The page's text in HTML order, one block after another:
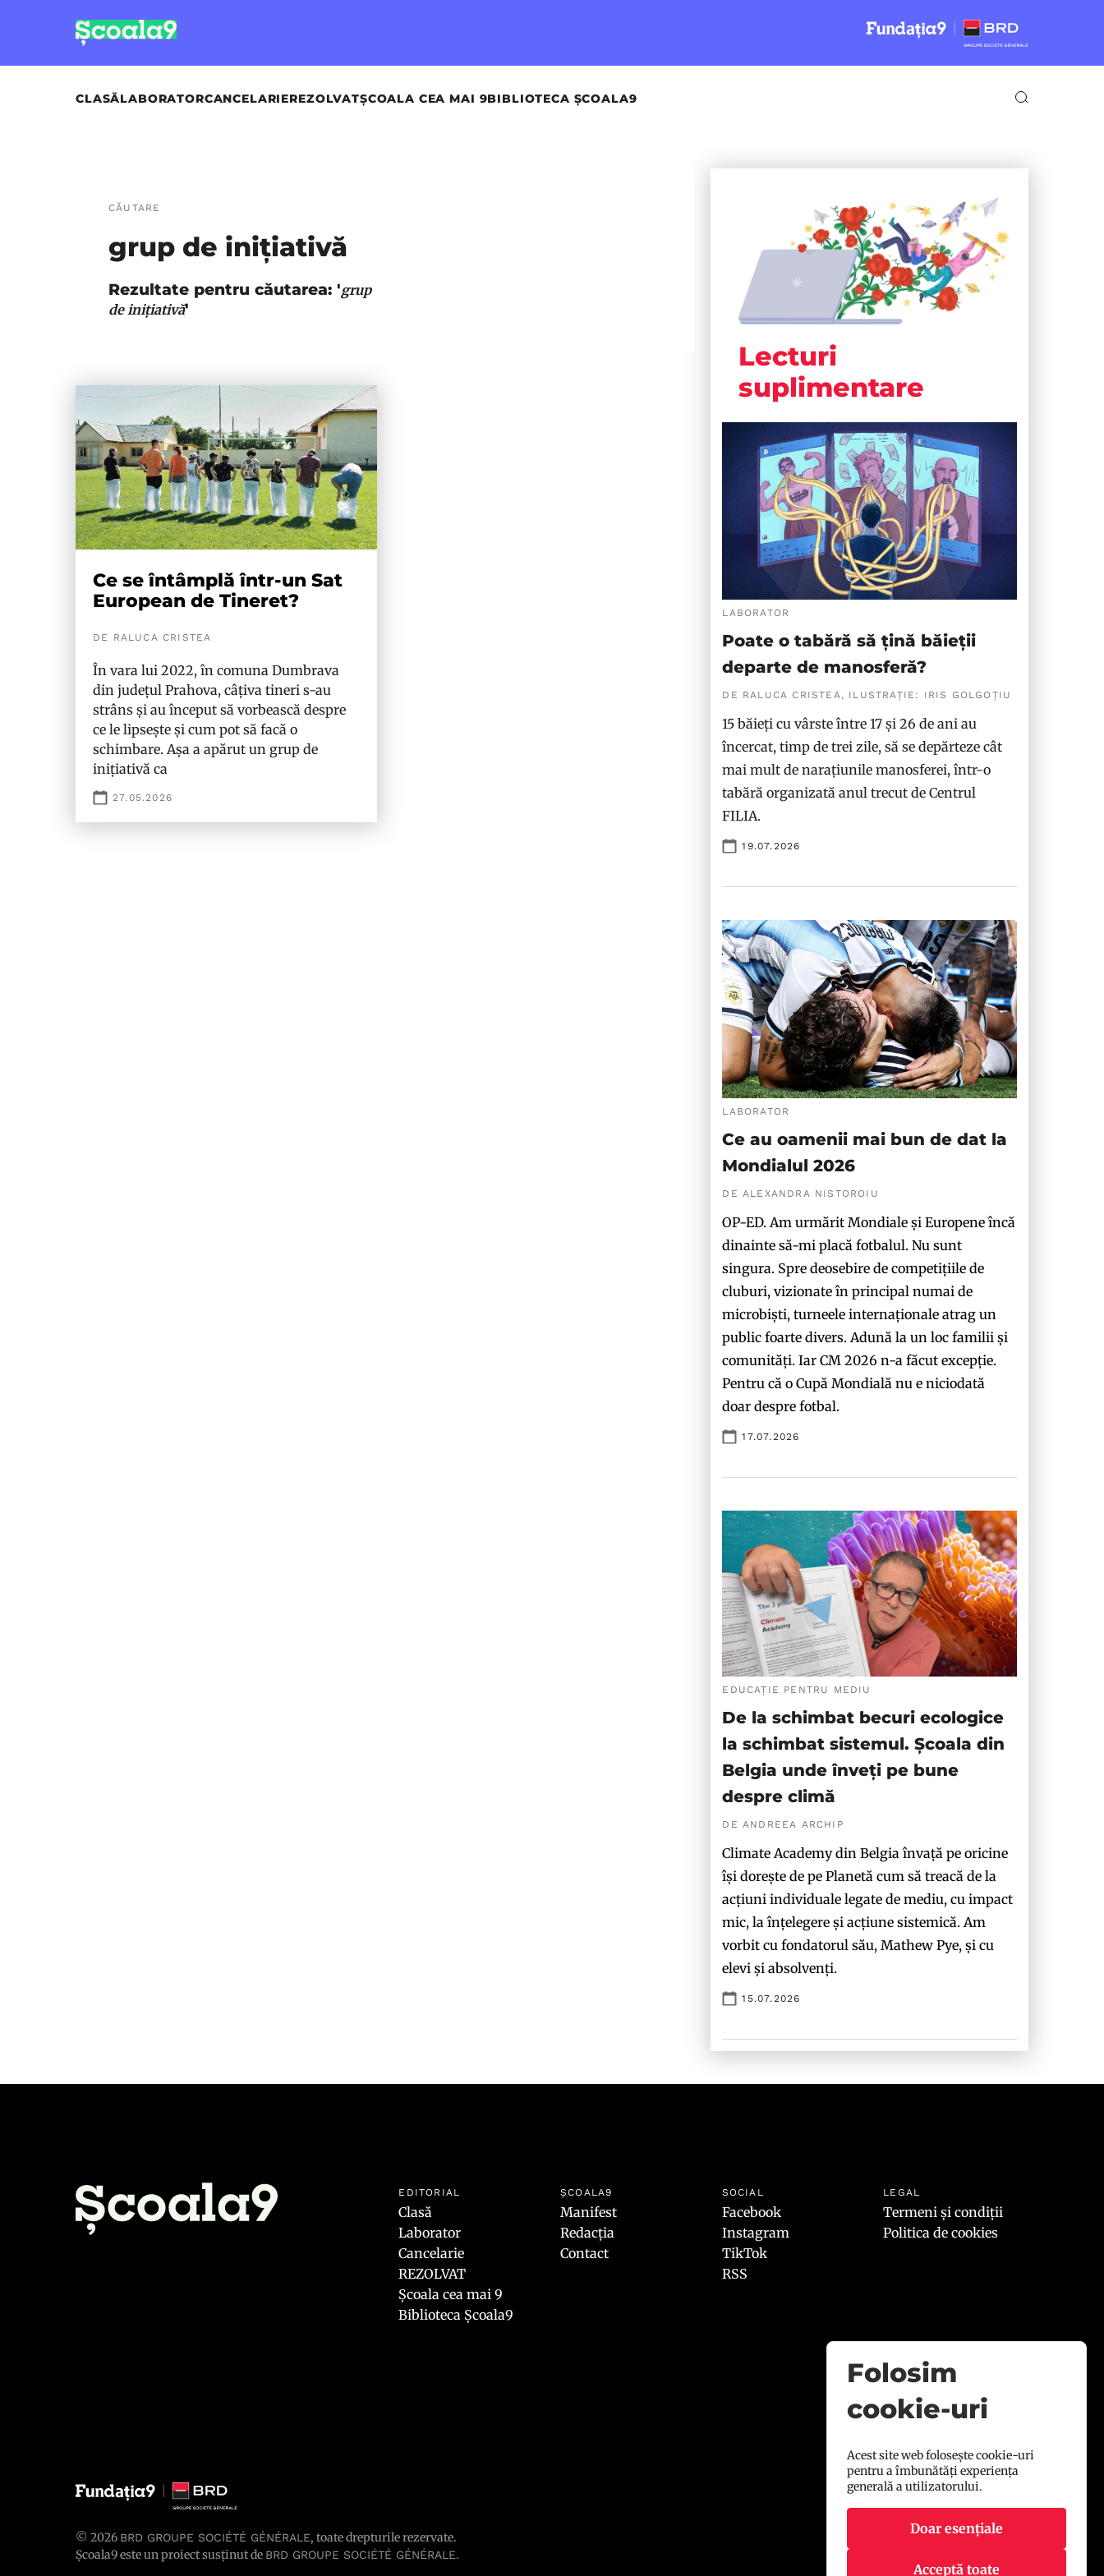
CLASĂLABORATORCANCELARIEREZOLVATȘCOALA CEA MAI 9BIBLIOTECA ȘCOALA9
CĂUTARE
grup de inițiativă
Rezultate pentru căutarea: 'grup
de inițiativă'
Ce se întâmplă într-un Sat
European de Tineret?
DE RALUCA CRISTEA
În vara lui 2022, în comuna Dumbrava
din județul Prahova, câțiva tineri s-au
strâns și au început să vorbească despre
ce le lipsește și cum pot să facă o
schimbare. Așa a apărut un grup de
inițiativă ca
27.05.2026
Lecturi
suplimentare
LABORATOR
Poate o tabără să țină băieții
departe de manosferă?
DE RALUCA CRISTEA, ILUSTRAȚIE: IRIS GOLGOȚIU
15 băieți cu vârste între 17 și 26 de ani au
încercat, timp de trei zile, să se depărteze cât
mai mult de narațiunile manosferei, într-o
tabără organizată anul trecut de Centrul
FILIA.
19.07.2026
LABORATOR
Ce au oamenii mai bun de dat la
Mondialul 2026
DE ALEXANDRA NISTOROIU
OP-ED. Am urmărit Mondiale și Europene încă
dinainte să-mi placă fotbalul. Nu sunt
singura. Spre deosebire de competițiile de
cluburi, vizionate în principal numai de
microbiști, turneele internaționale atrag un
public foarte divers. Adună la un loc familii și
comunități. Iar CM 2026 n-a făcut excepție.
Pentru că o Cupă Mondială nu e niciodată
doar despre fotbal.
17.07.2026
EDUCAȚIE PENTRU MEDIU
De la schimbat becuri ecologice
la schimbat sistemul. Școala din
Belgia unde înveți pe bune
despre climă
DE ANDREEA ARCHIP
Climate Academy din Belgia învață pe oricine
își dorește de pe Planetă cum să treacă de la
acțiuni individuale legate de mediu, cu impact
mic, la înțelegere și acțiune sistemică. Am
vorbit cu fondatorul său, Mathew Pye, și cu
elevi și absolvenți.
15.07.2026
EDITORIAL
Clasă
Laborator
Cancelarie
REZOLVAT
Școala cea mai 9
Biblioteca Școala9
ȘCOALA9
Manifest
Redacția
Contact
SOCIAL
Facebook
Instagram
TikTok
RSS
LEGAL
Termeni și condiții
Politica de cookies
© 2026 BRD GROUPE SOCIÉTÉ GÉNÉRALE, toate drepturile rezervate.
Școala9 este un proiect susținut de BRD GROUPE SOCIÉTÉ GÉNÉRALE.
Folosim
cookie-uri
Acest site web folosește cookie-uri
pentru a îmbunătăți experiența
generală a utilizatorului.
Doar esențiale
Acceptă toate